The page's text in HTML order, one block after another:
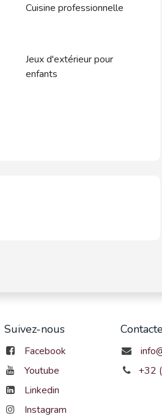
Cuisine professionnelle
Jeux d'extérieur pour
enfants
Suivez-nous
Facebook
Youtube
Linkedin
Instagram
+32